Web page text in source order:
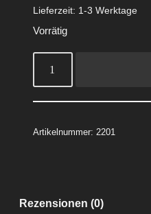
Lieferzeit: 1-3 Werktage
Vorrätig
Artikelnummer:2201
Rezensionen (0)